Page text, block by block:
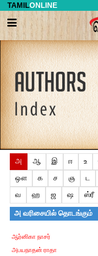
TAMILONLINE
அ ஆ இ ஈ உ
ஔ
க ச ஞ ட
வ
ஹ ஜ ஷ ஸ்ரீ
அவரிசையில் தொடங்கும்
ஆர்னிகா நாசர்
அபயநாதன் ராதா